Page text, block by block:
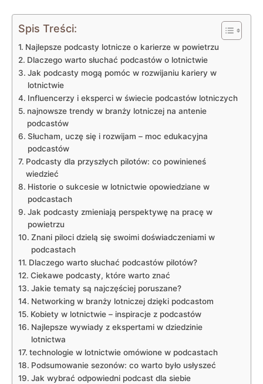
Spis Treści:
Najlepsze podcasty lotnicze o‍ karierze ​w powietrzu
Dlaczego⁣ warto słuchać podcastów o lotnictwie
Jak podcasty mogą pomóc w rozwijaniu kariery w
lotnictwie
Influencerzy i eksperci w świecie podcastów lotniczych
najnowsze trendy w branży lotniczej na antenie
podcastów
Słucham, uczę się i rozwijam – moc⁢ edukacyjna
podcastów
Podcasty dla przyszłych pilotów: co powinieneś​
wiedzieć
Historie o sukcesie w lotnictwie⁤ opowiedziane w
podcastach
Jak podcasty zmieniają perspektywę na pracę w
powietrzu
Znani piloci dzielą się swoimi doświadczeniami w
podcastach
Dlaczego warto słuchać podcastów pilotów?
Ciekawe podcasty, które‌ warto znać
Jakie tematy są najczęściej poruszane?
Networking w branży lotniczej dzięki​ podcastom
Kobiety w lotnictwie – inspiracje z podcastów
Najlepsze wywiady z ekspertami w dziedzinie
lotnictwa
technologie⁢ w lotnictwie omówione w podcastach
Podsumowanie sezonów: co⁤ warto było usłyszeć
Jak wybrać⁤ odpowiedni podcast dla siebie